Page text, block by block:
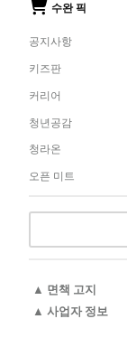
수완 픽
공지사항
키즈판
커리어
청년공감
청라온
오픈 미트
▲ 면책 고지
▲ 사업자 정보